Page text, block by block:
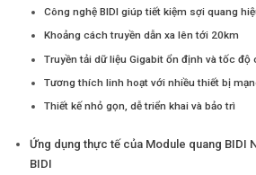
Công nghệ BIDI giúp tiết kiệm sợi quang
Khoảng cách truyền dẫn xa lên tới 20km
Truyền tải dữ liệu Gigabit ổn định và tốc độ
Tương thích linh hoạt với nhiều thiết bị
Thiết kế nhỏ gọn, dễ triển khai và bảo trì
Ứng dụng thực tế của Module quang BIDI
BIDI